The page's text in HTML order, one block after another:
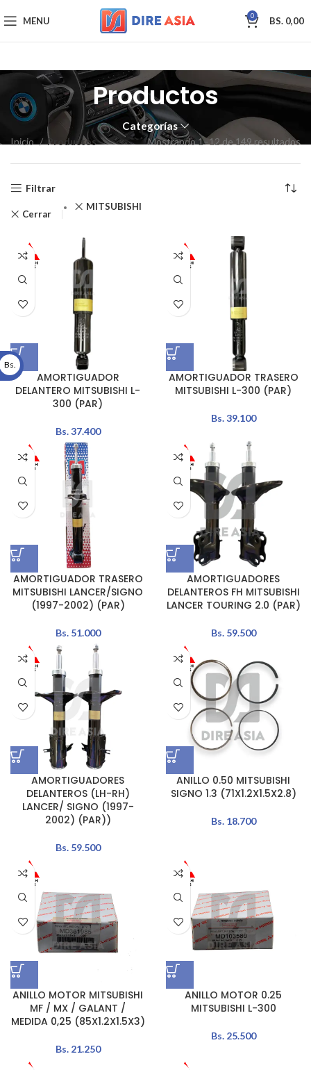
MENU 0 BS. 0,00
Productos
Categorías
Inicio Productos Mostrando 1–12 de 149 resultados
Filtrar
Cerrar
MITSUBISHI
AMORTIGUADOR
DELANTERO MITSUBISHI L-
300 (PAR)
Bs.37.400
AMORTIGUADOR TRASERO
MITSUBISHI L-300 (PAR)
Bs.39.100
AMORTIGUADOR TRASERO
MITSUBISHI LANCER/SIGNO
(1997-2002) (PAR)
Bs.51.000
AMORTIGUADORES
DELANTEROS FH MITSUBISHI
LANCER TOURING 2.0 (PAR)
Bs.59.500
AMORTIGUADORES
DELANTEROS (LH-RH)
LANCER/ SIGNO (1997-
2002) (PAR))
Bs.59.500
ANILLO 0.50 MITSUBISHI
SIGNO 1.3 (71X1.2X1.5X2.8)
Bs.18.700
ANILLO MOTOR MITSUBISHI
MF / MX / GALANT /
MEDIDA 0,25 (85X1.2X1.5X3)
Bs.21.250
ANILLO MOTOR 0.25
MITSUBISHI L-300
Bs.25.500
Bs.